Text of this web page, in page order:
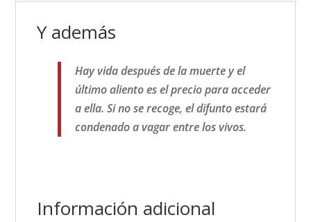
Y además
Hay vida después de la muerte y el
último aliento es el precio para acceder
a ella. Si no se recoge, el difunto estará
condenado a vagar entre los vivos.
Información adicional